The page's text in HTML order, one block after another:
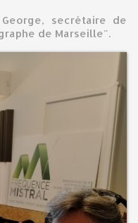
secrétaire de
de Marseille".